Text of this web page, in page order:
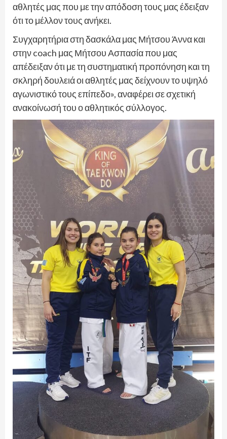
αθλητές μας που με την απόδοση τους μας έδειξαν
ότι το μέλλον τους ανήκει.
Συγχαρητήρια στη δασκάλα μας Μήτσου Άννα και
στην coach μας Μήτσου Ασπασία που μας
απέδειξαν ότι με τη συστηματική προπόνηση και τη
σκληρή δουλειά οι αθλητές μας δείχνουν το υψηλό
αγωνιστικό τους επίπεδο», αναφέρει σε σχετική
ανακοίνωσή του ο αθλητικός σύλλογος.